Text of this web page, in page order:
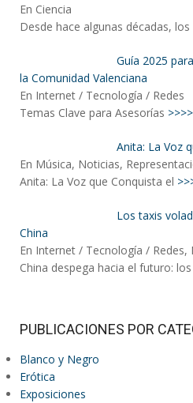
En Ciencia
Desde hace algunas décadas, los
Guía 2025
la Comunidad Valenciana
En Internet / Tecnología / Redes
Temas Clave para Asesorías >>>>
Anita: La Voz
En Música, Noticias,
Anita: La Voz que Conquista el
Los taxis
China
En Internet / Tecnología / Redes,
China despega hacia el futuro: los
PUBLICACIONES POR
Blanco y Negro
Erótica
Exposiciones